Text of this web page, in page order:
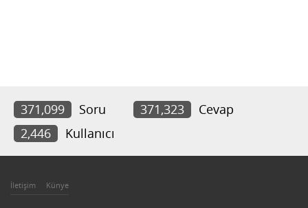
371,099 Soru 371,323
Cevap
2,446
Kullanıcı
İletişim Künye